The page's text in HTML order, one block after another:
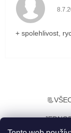
+ spolehlivost,
a